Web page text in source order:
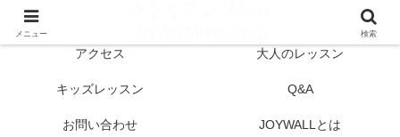
アクセス 大人のレッスン
キッズレッスン Q&A
お問い合わせ JOYWALLとは
メニュー 検索